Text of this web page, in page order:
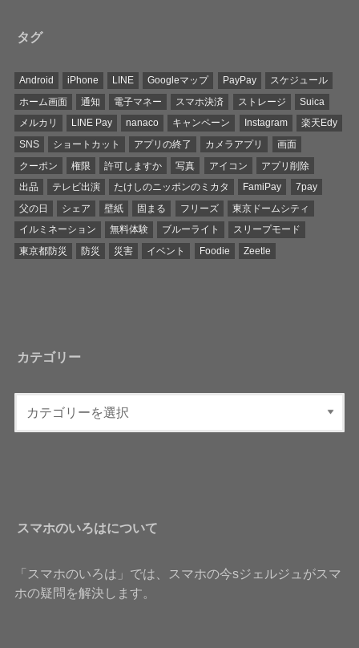
タグ
Android iPhone LINE Googleマップ PayPay
スケジュール
ホーム画面
通知 電子マネー スマホ決済 ストレージ
Suica
メルカリ
LINE Pay nanaco キャンペーン Instagram
楽天Edy
SNS
ショートカット アプリの終了 カメラアプリ
画面
クーポン
権限 許可しますか 写真 アイコン
アプリ削除
出品
テレビ出演 たけしのニッポンのミカタ FamiPay
7pay
父の日
シェア 壁紙 固まる フリーズ
東京ドームシティ
イルミネーション
無料体験 ブルーライト
スリープモード
東京都防災
防災 災害 イベント Foodie Zeetle
カテゴリー
スマホのいろはについて
「スマホのいろは」では、スマホの今sジェルジュがスマ
ホの疑問を解決します。